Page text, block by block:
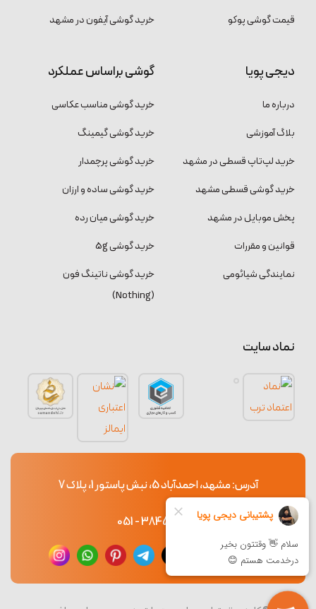
قیمت گوشی پوکو
خرید گوشی آیفون در مشهد
دیجی پویا
درباره ما
بلاگ آموزشی
خرید لپ‌تاپ قسطی در مشهد
خرید گوشی قسطی مشهد
پخش موبایل در مشهد
قوانین و مقررات
نمایندگی شیائومی
گوشی براساس عملکرد
خرید گوشی مناسب عکاسی
خرید گوشی گیمینگ
خرید گوشی پرچمدار
خرید گوشی ساده و ارزان
خرید گوشی میان رده
خرید گوشی 5g
خرید گوشی ناتینگ فون
(Nothing)
نماد سایت
آدرس: مشهد، احمدآباد 5، نبش پاستور 1، پلاک 7
38453765 - 051